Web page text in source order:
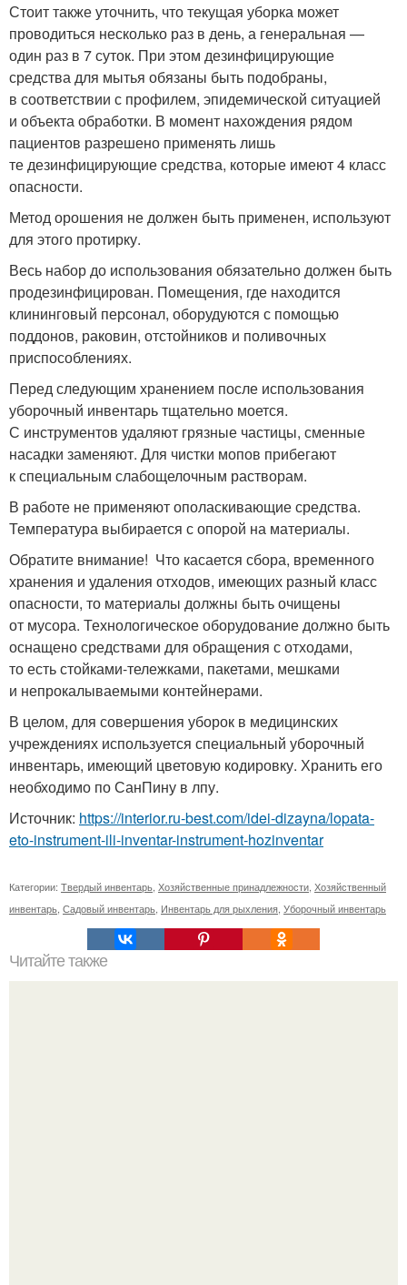
Стоит также уточнить, что текущая уборка может
проводиться несколько раз в день, а генеральная —
один раз в 7 суток. При этом дезинфицирующие
средства для мытья обязаны быть подобраны,
в соответствии с профилем, эпидемической ситуацией
и объекта обработки. В момент нахождения рядом
пациентов разрешено применять лишь
те дезинфицирующие средства, которые имеют 4 класс
опасности.
Метод орошения не должен быть применен, используют
для этого протирку.
Весь набор до использования обязательно должен быть
продезинфицирован. Помещения, где находится
клининговый персонал, оборудуются с помощью
поддонов, раковин, отстойников и поливочных
приспособлениях.
Перед следующим хранением после использования
уборочный инвентарь тщательно моется.
С инструментов удаляют грязные частицы, сменные
насадки заменяют. Для чистки мопов прибегают
к специальным слабощелочным растворам.
В работе не применяют ополаскивающие средства.
Температура выбирается с опорой на материалы.
Обратите внимание! Что касается сбора, временного
хранения и удаления отходов, имеющих разный класс
опасности, то материалы должны быть очищены
от мусора. Технологическое оборудование должно быть
оснащено средствами для обращения с отходами,
то есть стойками-тележками, пакетами, мешками
и непрокалываемыми контейнерами.
В целом, для совершения уборок в медицинских
учреждениях используется специальный уборочный
инвентарь, имеющий цветовую кодировку. Хранить его
необходимо по СанПину в лпу.
Источник: https://interior.ru-best.com/idei-dizayna/lopata-
eto-instrument-ili-inventar-instrument-hozinventar
Категории: Твердый инвентарь, Хозяйственные принадлежности, Хозяйственный
инвентарь, Садовый инвентарь, Инвентарь для рыхления, Уборочный инвентарь
Читайте также